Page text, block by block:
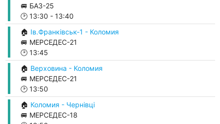
🚐 БАЗ-25
🕑 13:30 - 13:40
🏠 Ів.Франківськ-1 - Коломия
🚐 МЕРСЕДЕС-21
🕑 13:45
🏠 Верховина - Коломия
🚐 МЕРСЕДЕС-21
🕑 13:50
🏠 Коломия - Чернівці
🚐 МЕРСЕДЕС-18